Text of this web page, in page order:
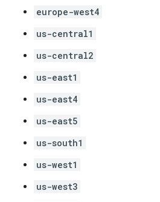
europe-west4
us-central1
us-central2
us-east1
us-east4
us-east5
us-south1
us-west1
us-west3